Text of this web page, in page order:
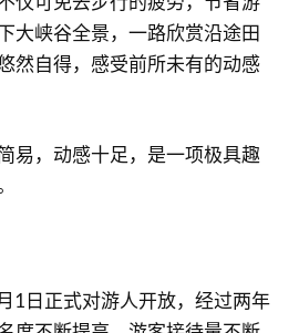
大峡谷全景，一路欣赏沿途田
然自得，感受前所未有的动感
易，动感十足，是一项极具趣
1日正式对游人开放，经过两年